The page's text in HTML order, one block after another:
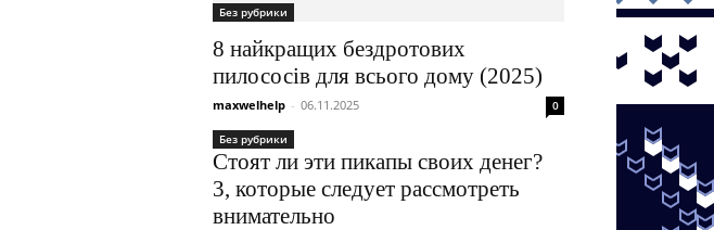
Без рубрики
8 найкращих бездротових
пилососів для всього дому (2025)
maxwelhelp - 06.11.2025 0
Без рубрики
Стоят ли эти пикапы своих денег?
3, которые следует рассмотреть
внимательно